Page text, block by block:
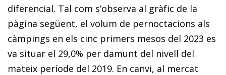
diferencial. Tal com s’observa al gràfic de la
pàgina següent, el volum de pernoctacions als
càmpings en els cinc primers mesos del 2023 es
va situar el 29,0% per damunt del nivell del
mateix període del 2019. En canvi, al mercat